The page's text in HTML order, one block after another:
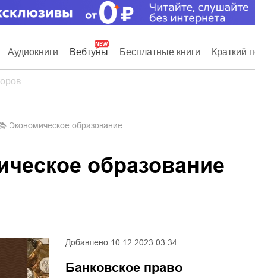
Аудиокниги Вебтуны Бесплатные книги Краткий
Экономическое образование
образование
Добавлено 10.12.2023 03:34
Банковское право